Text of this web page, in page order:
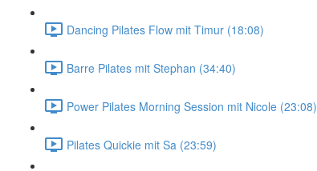
Dancing Pilates Flow mit Timur (18:08)
Barre Pilates mit Stephan (34:40)
Power Pilates Morning Session mit Nicole (23:08)
Pilates Quickie mit Sa (23:59)